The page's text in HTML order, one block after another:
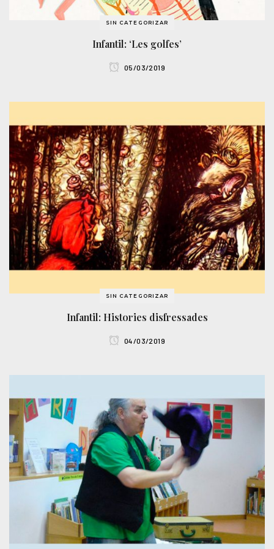
SIN CATEGORIZAR
Infantil: ‘Les golfes’
05/03/2019
SIN CATEGORIZAR
Infantil: Histories disfressades
04/03/2019